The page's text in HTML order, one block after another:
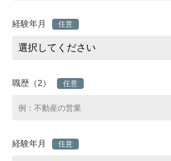
経験年月 任意
職歴（2） 任意
経験年月 任意